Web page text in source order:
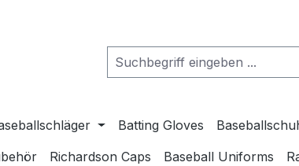
Batting Gloves
Richardson Caps Baseball Uniforms